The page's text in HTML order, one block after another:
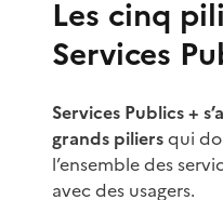
Les cinq
Services
Services Publics +
grands piliersqui
l’ensemble des
avec des usagers.